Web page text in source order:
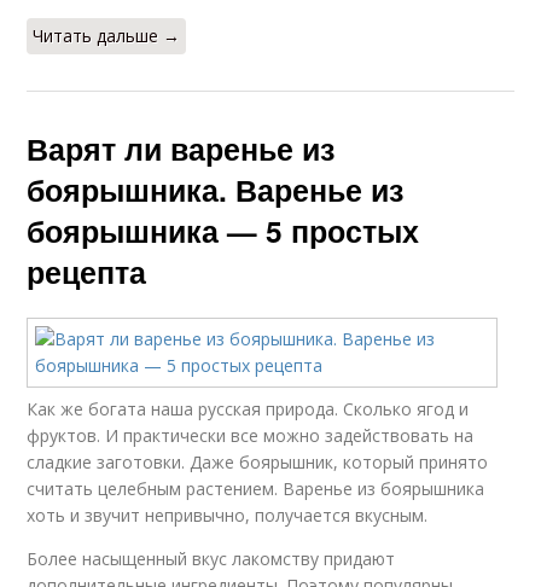
Читать дальше →
Варят ли варенье из
боярышника. Варенье из
боярышника — 5 простых
рецепта
Как же богата наша русская природа. Сколько ягод и
фруктов. И практически все можно задействовать на
сладкие заготовки. Даже боярышник, который принято
считать целебным растением. Варенье из боярышника
хоть и звучит непривычно, получается вкусным.
Более насыщенный вкус лакомству придают